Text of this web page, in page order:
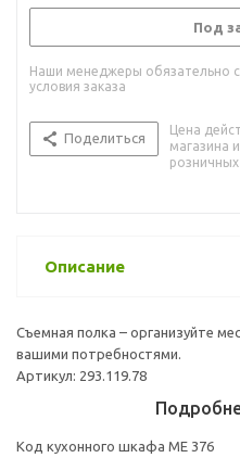
Под
Наши менеджеры обязательно
условия заказа
Поделиться
Цена
магазина
Описание
Съемная полка – организуйте
вашими потребностями.
Артикул: 293.119.78
Код кухонного шкафа ME 376